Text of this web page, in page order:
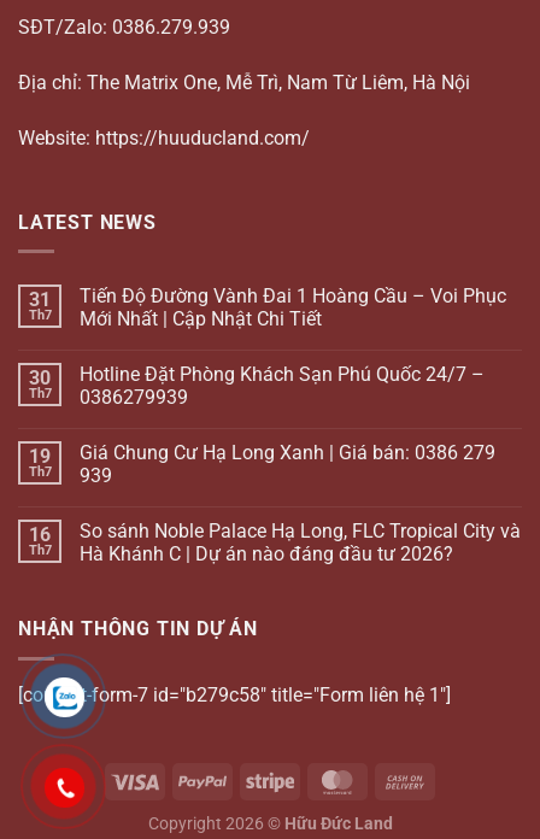
SĐT/Zalo: 0386.279.939
Địa chỉ: The Matrix One, Mễ Trì, Nam Từ Liêm, Hà Nội
Website: https://huuducland.com/
LATEST NEWS
31
Th7
Tiến Độ Đường Vành Đai 1 Hoàng Cầu – Voi Phục
Mới Nhất | Cập Nhật Chi Tiết
30
Th7
Hotline Đặt Phòng Khách Sạn Phú Quốc 24/7 –
0386279939
19
Th7
Giá Chung Cư Hạ Long Xanh | Giá bán: 0386 279
939
16
Th7
So sánh Noble Palace Hạ Long, FLC Tropical City và
Hà Khánh C | Dự án nào đáng đầu tư 2026?
NHẬN THÔNG TIN DỰ ÁN
[contact-form-7 id="b279c58" title="Form liên hệ 1"]
Copyright 2026 © Hữu Đức Land